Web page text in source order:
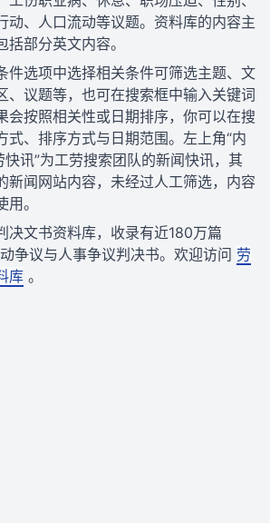
动、人口流动等议题。资料库的内容主
部分英文内容。
件选项中选择相关条件可筛选主题、文
、议题等，也可在搜索框中输入关键词
会按照相关性或日期排序，你可以在搜
式、排序方式与日期范围。左上角“内
快讯”为工劳搜索团队的新闻快讯，其
新闻网站内容，未经过人工筛选，内容
。
决文书资料库，收录有近180万篇
争议与人事争议判决书。欢迎访问 劳
库 。